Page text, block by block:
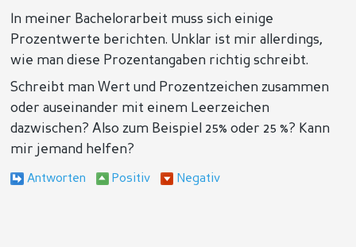
In meiner Bachelorarbeit muss sich einige
Prozentwerte berichten. Unklar ist mir allerdings,
wie man diese Prozentangaben richtig schreibt.
Schreibt man Wert und Prozentzeichen zusammen
oder auseinander mit einem Leerzeichen
dazwischen? Also zum Beispiel 25% oder 25 %? Kann
mir jemand helfen?